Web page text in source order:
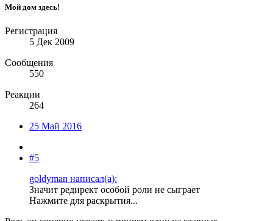
Мой дом здесь!
Регистрация
5 Дек 2009
Сообщения
550
Реакции
264
25 Май 2016
#5
goldyman написал(а):
Значит редирект особой роли не сыграет
Нажмите для раскрытия...